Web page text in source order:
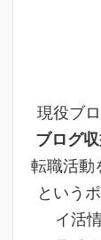
現役ブ
ブログ
転職活動
という
イ活